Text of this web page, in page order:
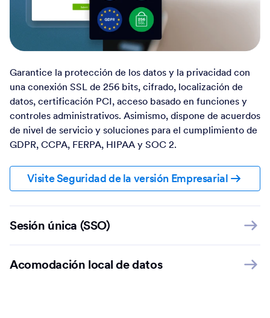
Garantice la protección de los datos y la privacidad con
una conexión SSL de 256 bits, cifrado, localización de
datos, certificación PCI, acceso basado en funciones y
controles administrativos. Asimismo, dispone de acuerdos
de nivel de servicio y soluciones para el cumplimiento de
GDPR, CCPA, FERPA, HIPAA y SOC 2.
Visite Seguridad de la versión Empresarial
Sesión única (SSO)
Acomodación local de datos